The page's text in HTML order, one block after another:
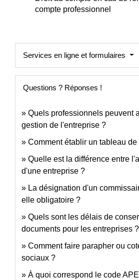
compte professionnel
Services en ligne et formulaires
Questions ? Réponses !
Quels professionnels peuvent
gestion de l'entreprise ?
Comment établir un tableau
Quelle est la différence entre
d'une entreprise ?
La désignation d'un
elle obligatoire ?
Quels sont les délais de
documents pour les entreprises ?
Comment faire parapher ou
sociaux ?
À quoi correspond le code